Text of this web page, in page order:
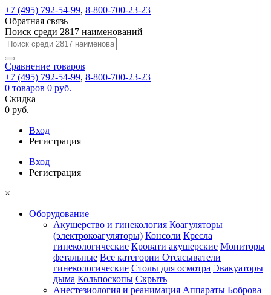
+7 (495) 792-54-99, 8-800-700-23-23
Обратная связь
Поиск среди 2817 наименований
Сравнение товаров
+7 (495) 792-54-99, 8-800-700-23-23
0 товаров 0 руб.
Скидка
0 руб.
Вход
Регистрация
Вход
Регистрация
×
Оборудование
Акушерство и гинекология Коагуляторы
(электрокоагуляторы) Консоли Кресла
гинекологические Кровати акушерские Мониторы
фетальные Все категории Отсасыватели
гинекологические Столы для осмотра Эвакуаторы
дыма Кольпоскопы Скрыть
Анестезиология и реанимация Аппараты Боброва